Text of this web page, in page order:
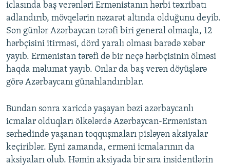
iclasında baş verənləri Ermənistanın hərbi təxribatı
adlandırıb, mövqelərin nəzarət altında olduğunu deyib.
Son günlər Azərbaycan tərəfi biri general olmaqla, 12
hərbçisini itirməsi, dörd yaralı olması barədə xəbər
yayıb. Ermənistan tərəfi də bir neçə hərbçisinin ölməsi
haqda məlumat yayıb. Onlar da baş verən döyüşlərə
görə Azərbaycanı günahlandırıblar.
Bundan sonra xaricdə yaşayan bəzi azərbaycanlı
icmalar olduqları ölkələrdə Azərbaycan-Ermənistan
sərhədində yaşanan toqquşmaları pisləyən aksiyalar
keçiriblər. Eyni zamanda, erməni icmalarının da
aksiyaları olub. Həmin aksiyada bir sıra insidentlərin